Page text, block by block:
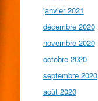
janvier 2021
décembre 2020
novembre 2020
octobre 2020
septembre 2020
août 2020